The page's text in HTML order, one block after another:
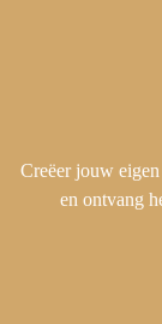
Creëer jouw
en ontvang